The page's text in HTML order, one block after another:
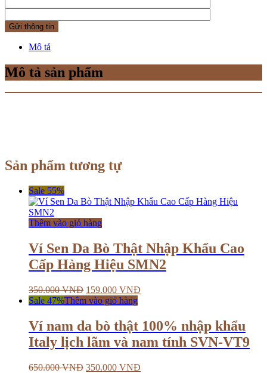
Mô tả
Mô tả sản phẩm
Sản phẩm tương tự
Sale 55%
Thêm vào giỏ hàng
Ví Sen Da Bò Thật Nhập Khẩu Cao
Cấp Hàng Hiệu SMN2
350.000VNĐ 159.000 VNĐ
Sale 47%Thêm vào giỏ hàng
Ví nam da bò thật 100% nhập khẩu
Italy lịch lãm và nam tính SVN-VT9
650.000VNĐ 350.000 VNĐ